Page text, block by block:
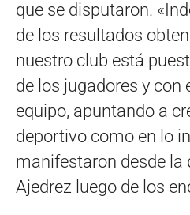
que se disputaron.
de los resultados
nuestro club está
de los jugadores y con
equipo, apuntando a
deportivo como en lo
manifestaron desde la
Ajedrez luego de los